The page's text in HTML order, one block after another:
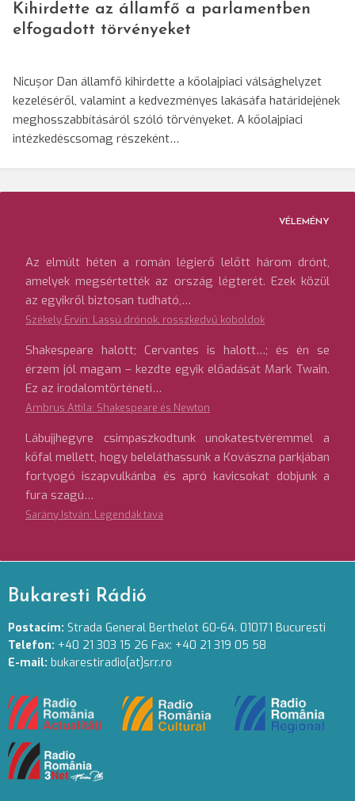
Kihirdette az államfő a parlamentben
elfogadott törvényeket
Nicușor Dan államfő kihirdette a kőolajpiaci válsághelyzet
kezeléséről, valamint a kedvezményes lakásáfa határidejének
meghosszabbításáról szóló törvényeket. A kőolajpiaci
intézkedéscsomag részeként…
VÉLEMÉNY
Az elmúlt héten a román légierő lelőtt három drónt,
amelyek megsértették az ország légterét. Ezek közül
az egyikről biztosan tudható,…
Székely Ervin: Lassú drónok, rosszkedvű koboldok
Shakespeare halott; Cervantes is halott…; és én se
érzem jól magam – kezdte egyik előadását Mark Twain.
Ez az irodalomtörténeti…
Ambrus Attila: Shakespeare és Newton
Lábujjhegyre csimpaszkodtunk unokatestvéremmel a
kőfal mellett, hogy beleláthassunk a Kovászna parkjában
fortyogó iszapvulkánba és apró kavicsokat dobjunk a
fura szagú…
Sarány István: Legendák tava
Bukaresti Rádió
Postacím: Strada General Berthelot 60-64. 010171 Bucuresti
Telefon: +40 21 303 15 26 Fax: +40 21 319 05 58
E-mail: bukarestiradio[at]srr.ro